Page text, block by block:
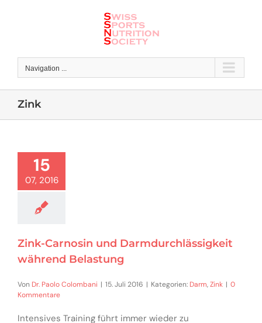
Navigation ...
Zink
15
07, 2016
Zink-Carnosin und Darmdurchlässigkeit
während Belastung
Von Dr. Paolo Colombani | 15. Juli 2016 | Kategorien: Darm,Zink | 0
Kommentare
Intensives Training führt immer wieder zu